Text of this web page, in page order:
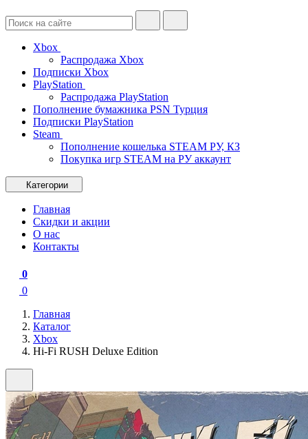
Xbox
Распродажа Xbox
Подписки Xbox
PlayStation
Распродажа PlayStation
Пополнение бумажника PSN Турция
Подписки PlayStation
Steam
Пополнение кошелька STEAM РУ, КЗ
Покупка игр STEAM на РУ аккаунт
Категории
Главная
Скидки и акции
О нас
Контакты
0
0
Главная
Каталог
Xbox
Hi-Fi RUSH Deluxe Edition